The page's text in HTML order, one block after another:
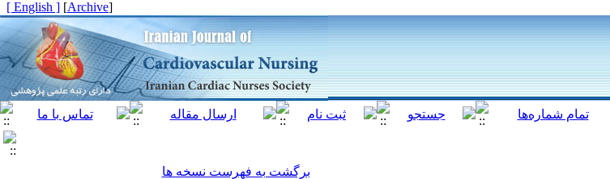
[
Archive
]
[ English ]
برگشت به فهرست نسخه ها